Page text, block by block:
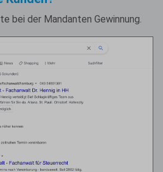
bei der Mandanten Gewinnung.